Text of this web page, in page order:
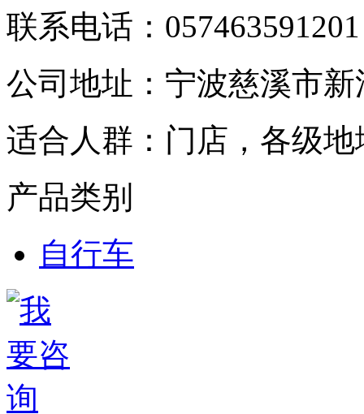
联系电话： 057463591201
公司地址： 宁波慈溪市
适合人群： 门店，各级
产品类别
自行车